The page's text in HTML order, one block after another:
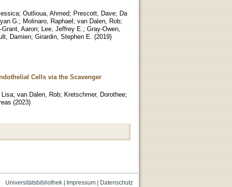
; Outlioua, Ahmed; Prescott, Dave; Da
G. ; Molinaro, Raphael; van Dalen, Rob;
Grant, Aaron; Lee, Jeffrey E. ; Gray-Owen,
Damien; Girardin, Stephen E. (2019)
Cells via the Scavenger
Lisa; van Dalen, Rob; Kretschmer, Dorothee;
(2023)
Universitätsbibliothek| Impressum| Datenschutz